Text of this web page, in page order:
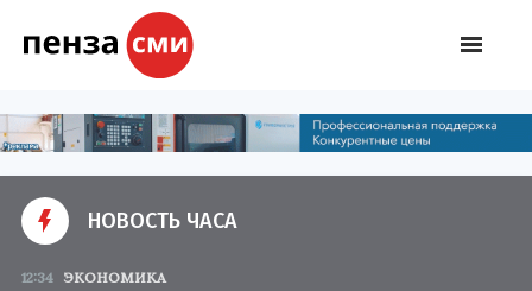
НОВОСТЬ ЧАСА
12:34 ЭКОНОМИКА